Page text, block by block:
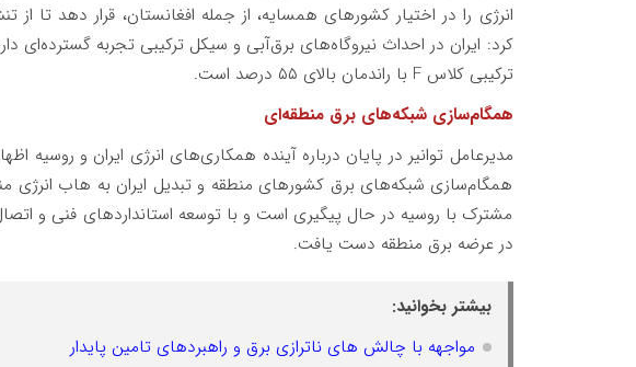
انرژی را در اختیار کشورهای همسایه، از جمله افغانستان، قرار دهد تا
ترکیبی کلاس F با راندمان بالای ۵۵ درصد است.
همگام‌سازی شبکه‌های برق منطقه‌ای
مدیرعامل توانیر در پایان درباره آینده همکاری‌های انرژی ایران و روسیه
همگام‌سازی شبکه‌های برق کشورهای منطقه و تبدیل ایران به هاب انرژی
مشترک با روسیه در حال پیگیری است و با توسعه استانداردهای فنی و
در عرضه برق منطقه دست یافت.
بیشتر بخوانید:
مواجهه با چالش های ناترازی برق و راهبردهای تامین پایدار